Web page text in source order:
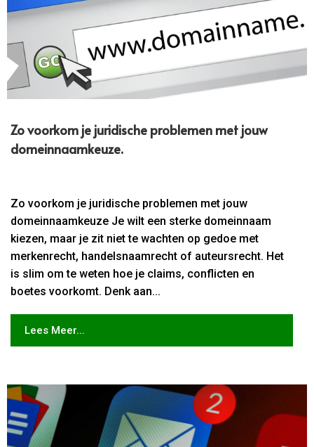
Zo voorkom je juridische problemen met jouw
domeinnaamkeuze.​
Zo voorkom je juridische problemen met jouw
domeinnaamkeuze Je wilt een sterke domeinnaam
kiezen, maar je zit niet te wachten op gedoe met
merkenrecht, handelsnaamrecht of auteursrecht. Het
is slim om te weten hoe je claims, conflicten en
boetes voorkomt. Denk aan...
Lees Meer...